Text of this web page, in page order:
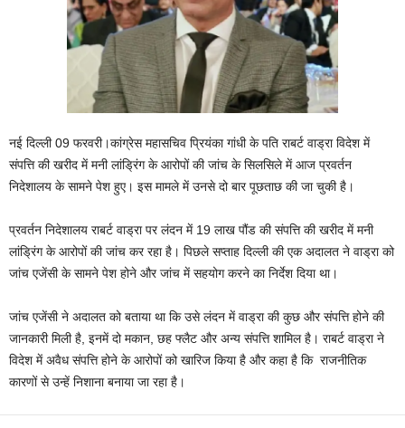
नई दिल्ली 09 फरवरी।कांग्रेस महासचिव प्रियंका गांधी के पति राबर्ट वाड्रा विदेश में
संपत्ति की खरीद में मनी लांड्रिंग के आरोपों की जांच के सिलसिले में आज प्रवर्तन
निदेशालय के सामने पेश हुए। इस मामले में उनसे दो बार पूछताछ की जा चुकी है।
प्रवर्तन निदेशालय राबर्ट वाड्रा पर लंदन में 19 लाख पौंड की संपत्ति की खरीद में मनी
लांड्रिंग के आरोपों की जांच कर रहा है। पिछले सप्‍ताह दिल्‍ली की एक अदालत ने वाड्रा को
जांच एजेंसी के सामने पेश होने और जांच में सहयोग करने का निर्देश दिया था।
जांच एजेंसी ने अदालत को बताया था कि उसे लंदन में वाड्रा की कुछ और संपत्ति होने की
जानकारी मिली है, इनमें दो मकान, छह फ्लैट और अन्‍य संपत्ति शामिल है। राबर्ट वाड्रा ने
विदेश में अवैध संपत्ति होने के आरोपों को खारिज किया है और कहा है कि राजनीतिक
कारणों से उन्‍हें निशाना बनाया जा रहा है।